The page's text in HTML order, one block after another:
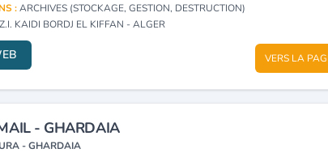
:ARCHIVES (STOCKAGE, GESTION, DESTRUCTION)
Z.I. KAIDI BORDJ EL KIFFAN - ALGER
VERS LA
- GHARDAIA
- GHARDAIA